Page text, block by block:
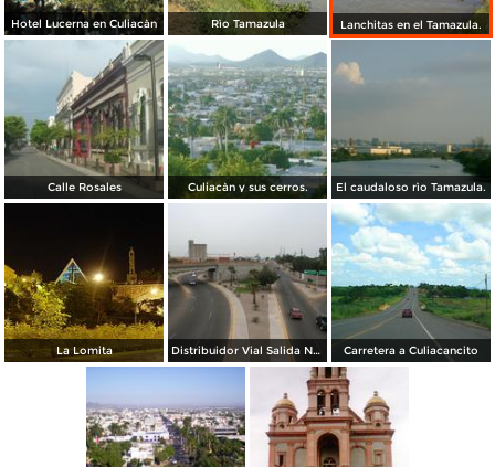
Hotel Lucerna en Culiacàn Rìo Tamazula Lanchitas en el Tamazula.
Calle Rosales Culiacàn y sus cerros. El caudaloso rìo Tamazula.
La Lomita Distribuidor Vial Salida Norte Culiacán, Sinaloa. Carretera a Culiacancito